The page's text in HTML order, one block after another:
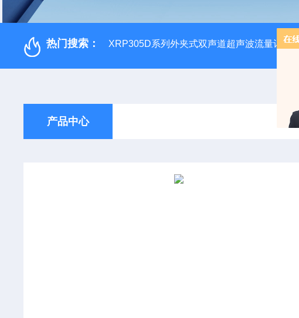
热门搜索： XRP305D系列外夹式双声道超声波流量计
产品中心